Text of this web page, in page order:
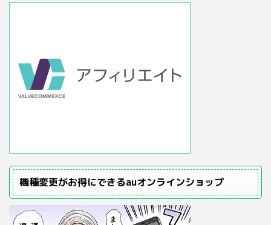
機種変更がお得にできるauオンラインショップ